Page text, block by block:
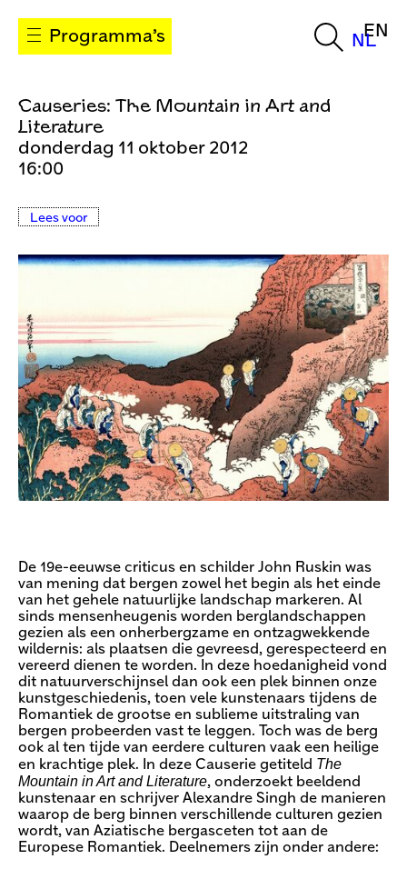
Programma’s NL
EN
Causeries: The Mountain in Art and
Literature
donderdag 11 oktober 2012
16:00
Lees voor
De 19e-eeuwse criticus en schilder John Ruskin was
van mening dat bergen zowel het begin als het einde
van het gehele natuurlijke landschap markeren. Al
sinds mensenheugenis worden berglandschappen
gezien als een onherbergzame en ontzagwekkende
wildernis: als plaatsen die gevreesd, gerespecteerd en
vereerd dienen te worden. In deze hoedanigheid vond
dit natuurverschijnsel dan ook een plek binnen onze
kunstgeschiedenis, toen vele kunstenaars tijdens de
Romantiek de grootse en sublieme uitstraling van
bergen probeerden vast te leggen. Toch was de berg
ook al ten tijde van eerdere culturen vaak een heilige
en krachtige plek. In deze Causerie getiteld The
Mountain in Art and Literature, onderzoekt beeldend
kunstenaar en schrijver Alexandre Singh de manieren
waarop de berg binnen verschillende culturen gezien
wordt, van Aziatische bergasceten tot aan de
Europese Romantiek. Deelnemers zijn onder andere: